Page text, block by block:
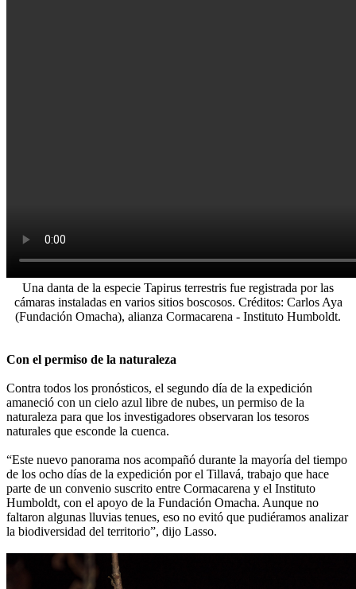
Una danta de la especie Tapirus terrestris fue registrada por las
cámaras instaladas en varios sitios boscosos. Créditos: Carlos Aya
(Fundación Omacha), alianza Cormacarena - Instituto Humboldt.
Con el permiso de la naturaleza
Contra todos los pronósticos, el segundo día de la expedición
amaneció con un cielo azul libre de nubes, un permiso de la
naturaleza para que los investigadores observaran los tesoros
naturales que esconde la cuenca.
“Este nuevo panorama nos acompañó durante la mayoría del tiempo
de los ocho días de la expedición por el Tillavá, trabajo que hace
parte de un convenio suscrito entre Cormacarena y el Instituto
Humboldt, con el apoyo de la Fundación Omacha. Aunque no
faltaron algunas lluvias tenues, eso no evitó que pudiéramos analizar
la biodiversidad del territorio”, dijo Lasso.